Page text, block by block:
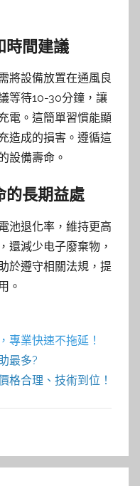
時間建議
將設備放置在通風良
等待10-30分鐘，讓
電。這簡單習慣能顯
造成的損害。遵循這
設備壽命。
的長期益處
池退化率，維持更高
還減少电子廢棄物，
於遵守相關法規，提
。
專業快速不拖延！
最多?
格合理、技術到位！